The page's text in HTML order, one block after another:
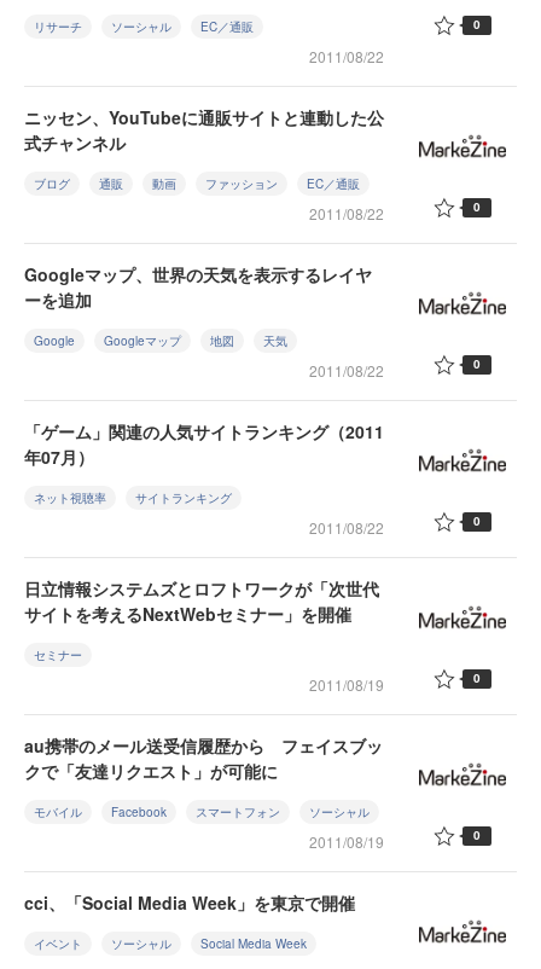
リサーチ ソーシャル EC／通販
2011/08/22
0
ニッセン、YouTubeに通販サイトと連動した公
式チャンネル
ブログ 通販 動画 ファッション EC／通販
2011/08/22 0
Googleマップ、世界の天気を表示するレイヤ
ーを追加
Google Googleマップ 地図 天気
2011/08/22 0
「ゲーム」関連の人気サイトランキング（2011
年07月）
ネット視聴率 サイトランキング
2011/08/22 0
日立情報システムズとロフトワークが「次世代
サイトを考えるNextWebセミナー」を開催
セミナー
2011/08/19 0
au携帯のメール送受信履歴から フェイスブッ
クで「友達リクエスト」が可能に
モバイル Facebook スマートフォン ソーシャル
2011/08/19 0
cci、「Social Media Week」を東京で開催
イベント ソーシャル Social Media Week